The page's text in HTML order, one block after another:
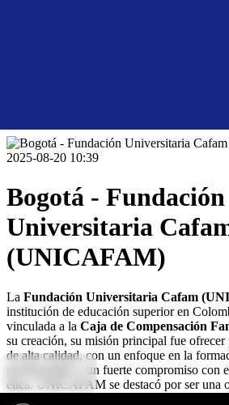
2025-08-20 10:39
Bogotá - Fundación
Universitaria
(UNICAFAM)
La Fundación Universitaria Cafam
institución de educación superior en
vinculada a la Caja de Compensación
su creación, su misión principal fue ofrecer
de alta calidad, con un enfoque en la
profesionales y un fuerte compromiso con
ética. UNICAFAM se destacó por ser una